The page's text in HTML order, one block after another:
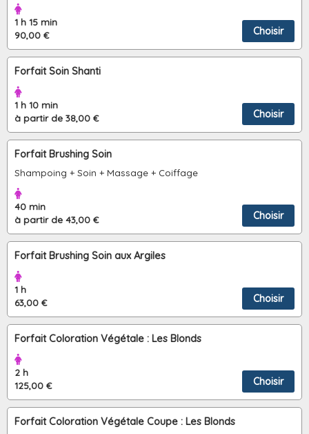
1 h 15 min
90,00 €
Choisir
Forfait Soin Shanti
1 h 10 min
à partir de 38,00 €
Choisir
Forfait Brushing Soin
Shampoing + Soin + Massage + Coiffage
40 min
à partir de 43,00 €
Choisir
Forfait Brushing Soin aux Argiles
1 h
63,00 €
Choisir
Forfait Coloration Végétale : Les Blonds
2 h
125,00 €
Choisir
Forfait Coloration Végétale Coupe : Les Blonds